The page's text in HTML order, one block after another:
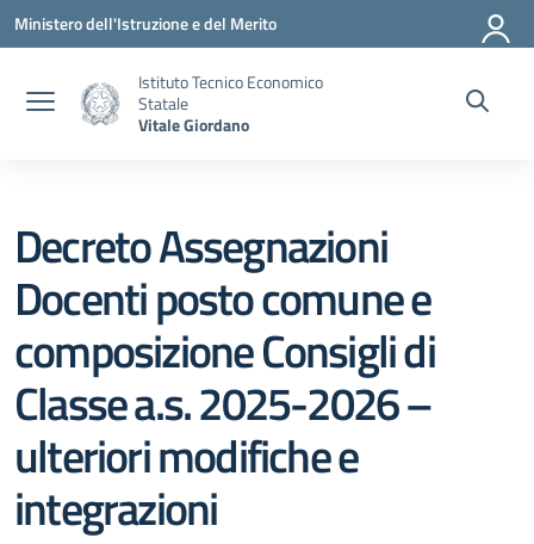
Vai ai contenuti
Vai al menu di navigazione
Vai al footer
Ministero dell'Istruzione e del Merito
Istituto Tecnico Economico
Statale
Vitale Giordano
Decreto Assegnazioni
Docenti posto comune e
composizione Consigli di
Classe a.s. 2025-2026 –
ulteriori modifiche e
integrazioni